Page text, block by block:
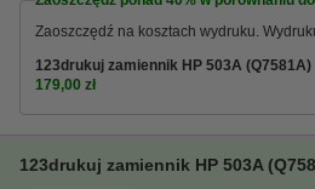
Zaoszczędź na kosztach wydruku.
123drukuj zamiennik HP 503A
179,00 zł
123drukuj zamiennik HP 503A